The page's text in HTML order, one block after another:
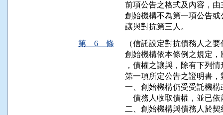
前項公告之格式及內容，
創始機構不為第一項公告
讓與對抗第三人。
第 6 條
（信託設定對抗債務人之要
創始機構依本條例之規定
，債權之讓與，除有下列
第一項所定公告之證明書
一、創始機構仍受受託機
債務人收取債權，並已
二、創始機構與債務人於